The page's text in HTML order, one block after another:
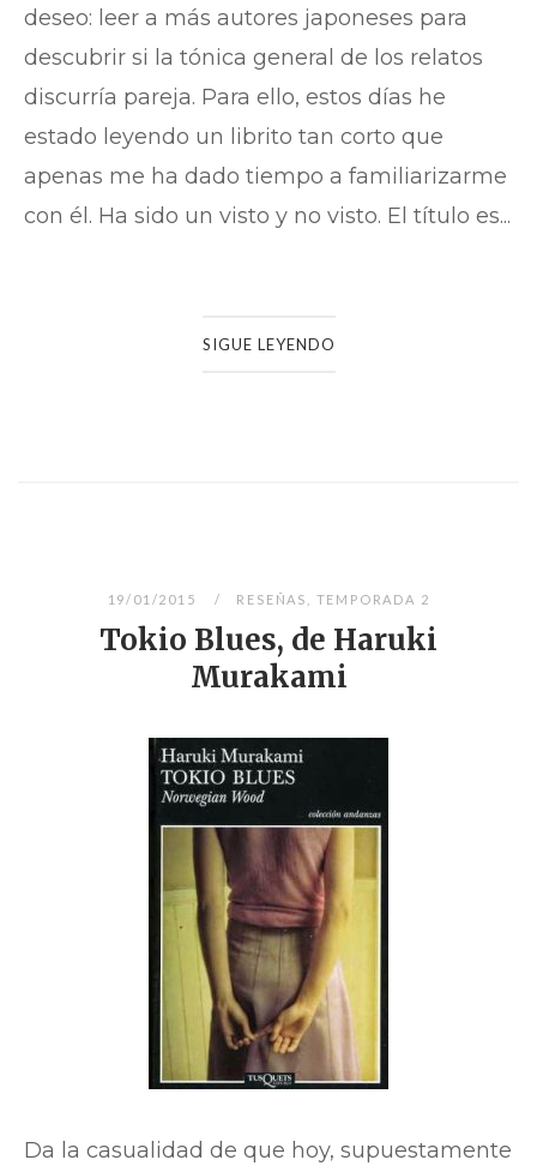
deseo: leer a más autores japoneses para
descubrir si la tónica general de los relatos
discurría pareja. Para ello, estos días he
estado leyendo un librito tan corto que
apenas me ha dado tiempo a familiarizarme
con él. Ha sido un visto y no visto. El título es...
SIGUE LEYENDO
19/01/2015 RESEÑAS TEMPORADA 2
Tokio Blues, de Haruki
Murakami
Da la casualidad de que hoy, supuestamente